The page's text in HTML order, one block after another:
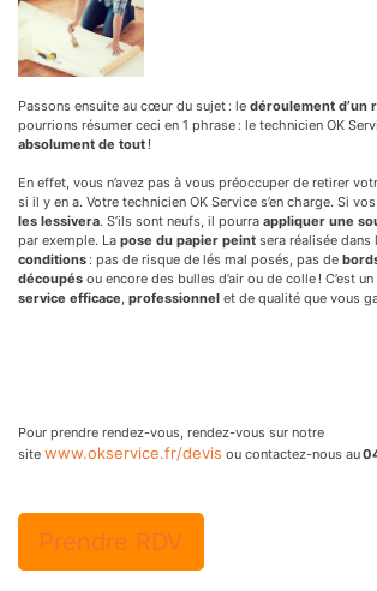
Passons ensuite au cœur du sujet : le déroulement d’un
pourrions résumer ceci en 1 phrase : le technicien OK
absolument de tout !
En effet, vous n’avez pas à vous préoccuper de retirer
si il y en a. Votre technicien OK Service s’en charge. Si vos
les lessivera. S’ils sont neufs, il pourra appliquer une
par exemple. La pose du papier peint sera réalisée dans
conditions : pas de risque de lés mal posés, pas de
découpés ou encore des bulles d’air ou de colle ! C’est un
service efficace, professionnel et de qualité que vous
Pour prendre rendez-vous, rendez-vous sur notre
site www.okservice.fr/devis ou contactez-nous au
Prendre RDV